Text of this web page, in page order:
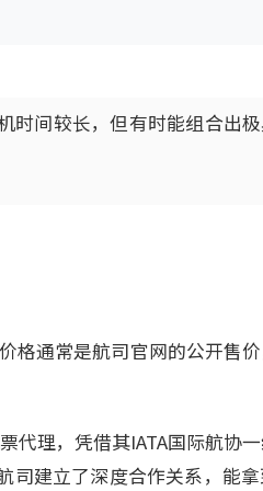
时间较长，但有时能组合出
格通常是航司官网的公开售
代理，凭借其IATA国际航协
司建立了深度合作关系，能